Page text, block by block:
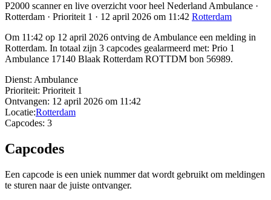
P2000 scanner en live overzicht voor heel Nederland Ambulance ·
Rotterdam · Prioriteit 1 · 12 april 2026 om 11:42 Rotterdam
Om 11:42 op 12 april 2026 ontving de Ambulance een melding in
Rotterdam. In totaal zijn 3 capcodes gealarmeerd met: Prio 1
Ambulance 17140 Blaak Rotterdam ROTTDM bon 56989.
Dienst: Ambulance
Prioriteit: Prioriteit 1
Ontvangen: 12 april 2026 om 11:42
Locatie:Rotterdam
Capcodes: 3
Capcodes
Een capcode is een uniek nummer dat wordt gebruikt om meldingen
te sturen naar de juiste ontvanger.